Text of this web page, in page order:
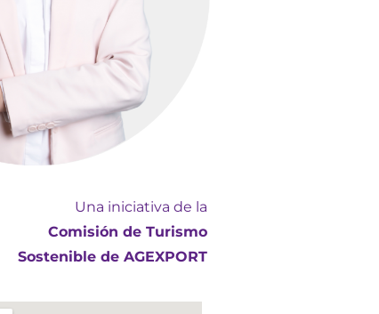
Una iniciativa de la
Comisión de Turismo
Sostenible de AGEXPORT